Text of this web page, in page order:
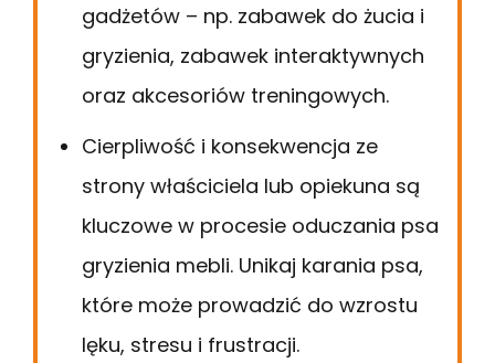
gadżetów – np. zabawek do żucia i
gryzienia, zabawek interaktywnych
oraz akcesoriów treningowych.
Cierpliwość i konsekwencja ze
strony właściciela lub opiekuna są
kluczowe w procesie oduczania psa
gryzienia mebli. Unikaj karania psa,
które może prowadzić do wzrostu
lęku, stresu i frustracji.